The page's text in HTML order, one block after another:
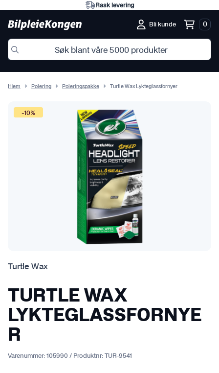
Rask levering
Bli kunde 0
Hjem Polering Poleringspakke Turtle Wax Lykteglassfornyer
-10%
Turtle Wax
TURTLE WAX
LYKTEGLASSFORNYE
R
Varenummer: 105990 / Produktnr: TUR-9541